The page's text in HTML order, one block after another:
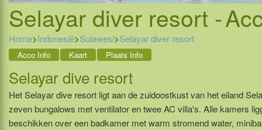
Selayar diver resort -
Home>Indonesië>Sulawesi>Selayar diver resort
Acco Info Kaart Plaats Info
Selayar dive resort
Het Selayar dive resort ligt aan de zuidoostkust van het eiland
zeven bungalows met ventilator en twee AC villa's. Alle kamers
beschikken over een badkamer met warm stromend water,